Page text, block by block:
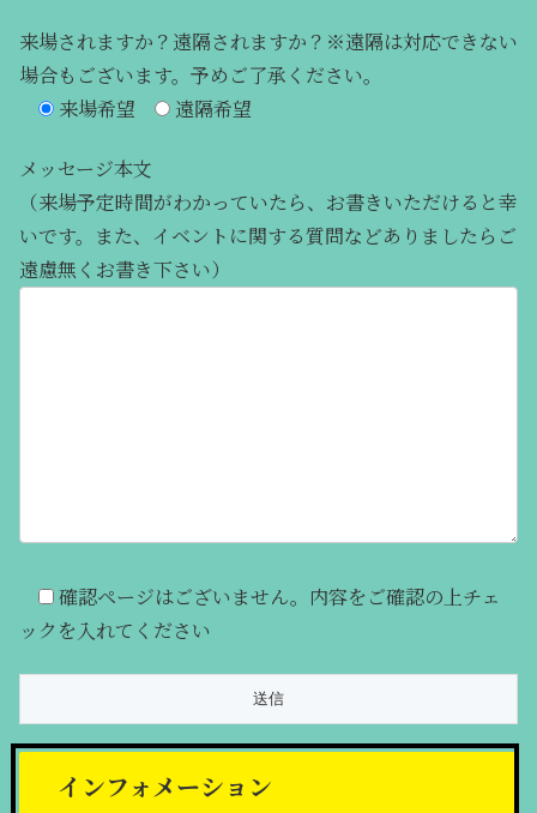
来場されますか？遠隔されますか？※遠隔は対応できない
場合もございます。予めご了承ください。
来場希望
遠隔希望
メッセージ本文
（来場予定時間がわかっていたら、お書きいただけると幸
いです。また、イベントに関する質問などありましたらご
遠慮無くお書き下さい）
確認ページはございません。内容をご確認の上チェ
ックを入れてください
インフォメーション